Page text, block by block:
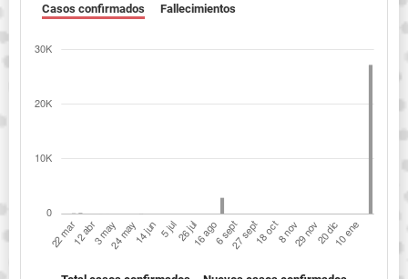
Casos confirmados Fallecimientos